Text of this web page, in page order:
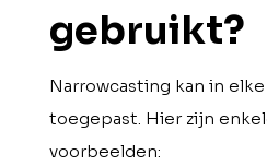
gebruikt?
Narrowcasting kan in
toegepast. Hier zijn
voorbeelden: